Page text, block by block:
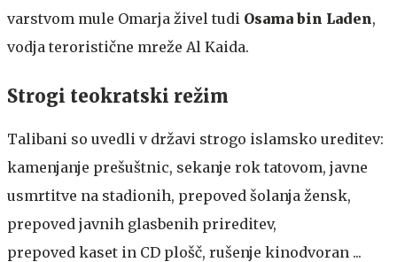
varstvom mule Omarja živel tudi Osama bin Laden,
vodja teroristične mreže Al Kaida.
Strogi teokratski režim
Talibani so uvedli v državi strogo islamsko ureditev:
kamenjanje prešuštnic, sekanje rok tatovom, javne
usmrtitve na stadionih, prepoved šolanja žensk,
prepoved javnih glasbenih prireditev,
prepoved kaset in CD plošč, rušenje kinodvoran ...